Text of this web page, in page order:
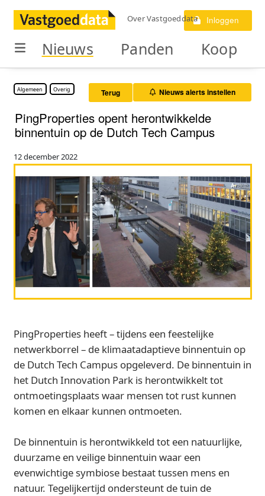
Over Vastgoeddata Inloggen
Nieuws Panden Koop
Algemeen Overig Terug Nieuws alerts instellen
PingProperties opent herontwikkelde
binnentuin op de Dutch Tech Campus
12 december 2022
PingProperties heeft – tijdens een feestelijke
netwerkborrel – de klimaatadaptieve binnentuin op
de Dutch Tech Campus opgeleverd. De binnentuin in
het Dutch Innovation Park is herontwikkelt tot
ontmoetingsplaats waar mensen tot rust kunnen
komen en elkaar kunnen ontmoeten.
De binnentuin is herontwikkeld tot een natuurlijke,
duurzame en veilige binnentuin waar een
evenwichtige symbiose bestaat tussen mens en
natuur. Tegelijkertijd ondersteunt de tuin de